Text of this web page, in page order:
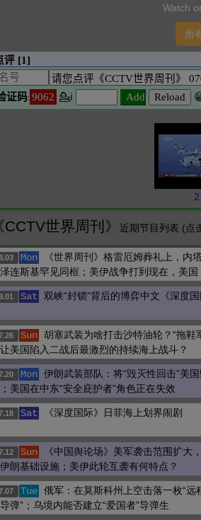
Watch
所
2
CCTV世界周刊》 近期节目列表 (点
Mon
《世界周刊》格雷厄姆葬礼上，内
连斯基罕见同框；美伊战争打到现在，美国
Sat 双峡“封锁”背后的博弈中文《深度国
Sun
胡塞武装为啥打击沙特油轮？“拖鞋
美国陷入二战后最激烈的持续海上战斗？
Mon
伊朗武装部队：将“毁灭性回击”美
美国在中东“安全庇护者”角色正在失效
Sat 《深度国际》日菲海上划界闹剧
Sun
《中国舆论场》美军袭击范围扩大
朗基础设施；美伊此轮互袭有何特点？
Tue 俄军：在莫斯科州上空击落一枚“远
弹”；乌境内能否建立“爱国者”导弹生